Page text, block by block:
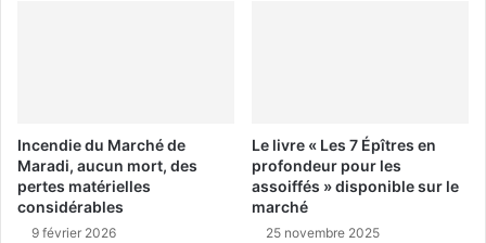
Incendie du Marché de
Maradi, aucun mort, des
pertes matérielles
considérables
9 février 2026
Le livre « Les 7 Épîtres en
profondeur pour les
assoiffés » disponible sur le
marché
25 novembre 2025